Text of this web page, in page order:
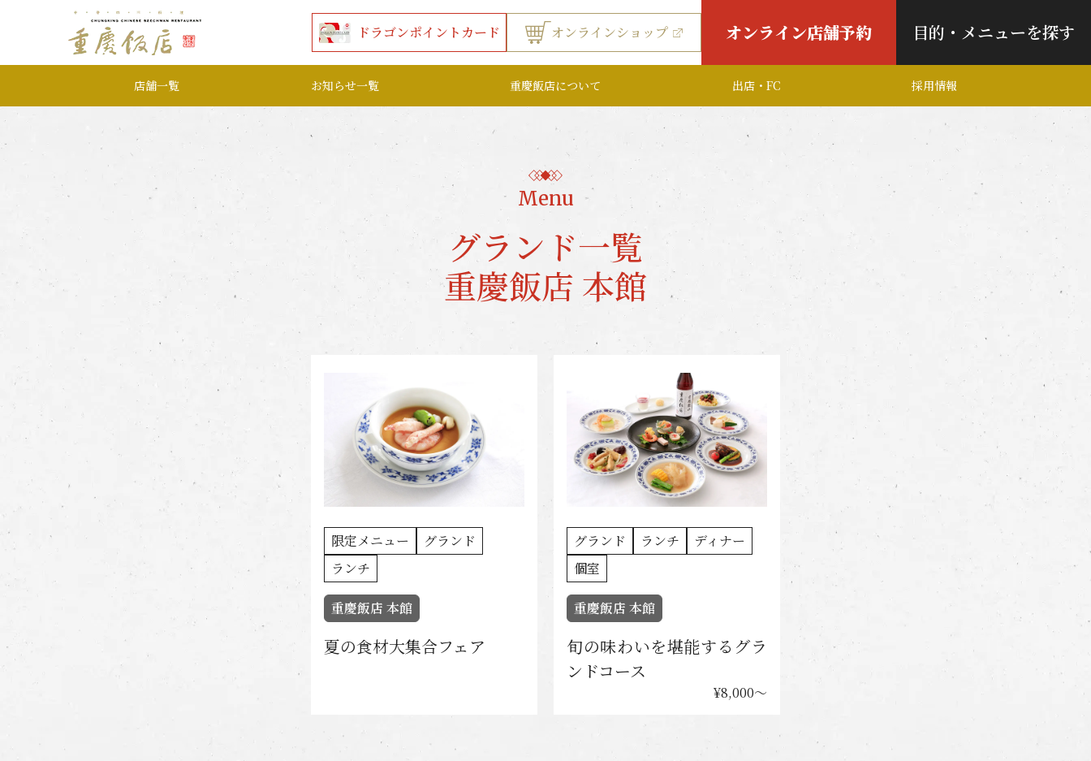
本文へ移動する
ドラゴンポイントカード オンラインショップ オンライン店舗予約 目的・メニューを探す
店舗一覧 お知らせ一覧 重慶飯店について 出店・FC 採用情報
Menu
グランド一覧
重慶飯店 本館
限定メニュー
グランド
ランチ
重慶飯店 本館
夏の食材大集合フェア
グランド ランチ
ディナー
個室
重慶飯店 本館
旬の味わいを堪能するグラ
ンドコース
¥8,000〜